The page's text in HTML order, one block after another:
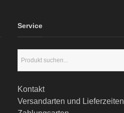
Service
Kontakt
Versandarten und Lieferzeiten